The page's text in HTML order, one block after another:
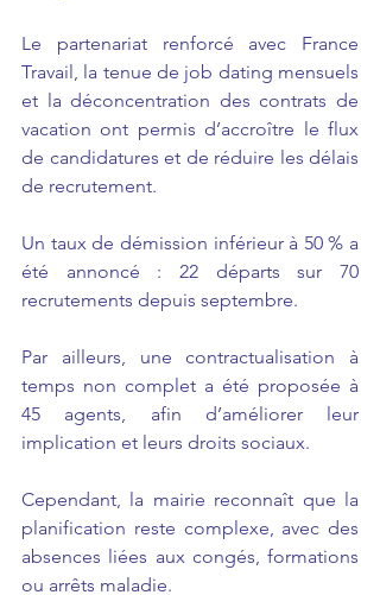
Le partenariat renforcé avec France
Travail, la tenue de job dating mensuels
et la déconcentration des contrats de
vacation ont permis d’accroître le flux
de candidatures et de réduire les délais
de recrutement.
Un taux de démission inférieur à 50 % a
été annoncé : 22 départs sur 70
recrutements depuis septembre.
Par ailleurs, une contractualisation à
temps non complet a été proposée à
45 agents, afin d’améliorer leur
implication et leurs droits sociaux.
Cependant, la mairie reconnaît que la
planification reste complexe, avec des
absences liées aux congés, formations
ou arrêts maladie.